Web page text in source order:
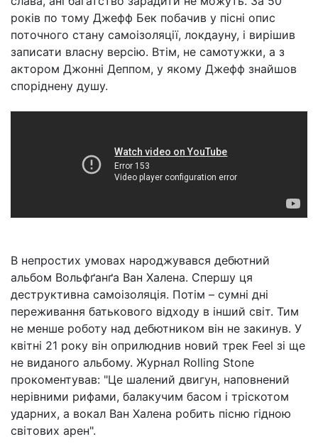
років по тому Джефф Бек побачив у пісні опис
поточного стану самоізоляції, локдауну, і вирішив
записати власну версію. Втім, не самотужки, а з
актором Джонні Деппом, у якому Джефф знайшов
споріднену душу.
В непростих умовах народжувався дебютний
альбом Вольфґанґа Ван Халена. Спершу ця
деструктивна самоізоляція. Потім – сумні дні
переживання батькового відходу в інший світ. Тим
не менше роботу над дебютником він не закинув. У
квітні 21 року він оприлюднив новий трек Feel зі ще
не виданого альбому. Журнал Rolling Stone
прокоментував: "Це шалений двигун, наповнений
нерівними рифами, балакучим басом і тріскотом
ударних, а вокал Ван Халена робить пісню гідною
світових арен".